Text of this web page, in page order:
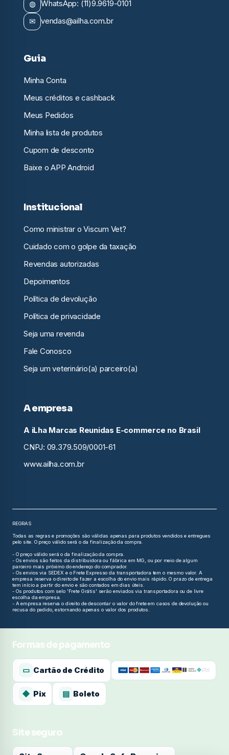
◍ WhatsApp: (11)9.9619-0101
✉ vendas@ailha.com.br
Guia
Minha Conta
Meus créditos e cashback
Meus Pedidos
Minha lista de produtos
Cupom de desconto
Baixe o APP Android
Institucional
Como ministrar o Viscum Vet?
Cuidado com o golpe da taxação
Revendas autorizadas
Depoimentos
Política de devolução
Política de privacidade
Seja uma revenda
Fale Conosco
Seja um veterinário(a) parceiro(a)
A empresa
A iLha Marcas Reunidas E-commerce no Brasil
CNPJ: 09.379.509/0001-61
www.ailha.com.br
REGRAS
Todas as regras e promoções são válidas apenas para produtos vendidos e entregues
pelo site. O preço válido será o da finalização da compra.
- O preço válido será o da finalização da compra.
- Os envios são feitos da distribuidora ou fábrica em MG, ou por meio de algum
parceiro mais próximo do endereço do comprador.
- Os envios via SEDEX e o Frete Expresso da transportadora tem o mesmo valor. A
empresa reserva o direito de fazer a escolha do envio mais rápido. O prazo de entrega
tem início a partir do envio e são contados em dias úteis.
- Os produtos com selo 'Frete Grátis' serão enviados via transportadora ou de livre
escolha da empresa.
- A empresa reserva o direito de descontar o valor do frete em casos de devolução ou
recusa do pedido, estornando apenas o valor dos produtos.
Formas de pagamento
▭ Cartão de Crédito
◆ Pix ▤ Boleto
Site seguro